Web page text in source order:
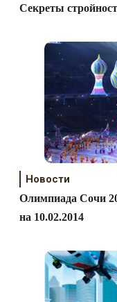
Секреты
Новости
Олимпиада Сочи
на 10.02.2014